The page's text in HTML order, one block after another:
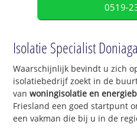
0519-
Isolatie Specialist Doniaga
Waarschijnlijk bevindt u zich
isolatiebedrijf zoekt in de
vanwoningisolatie en
Friesland een goed startpunt
een vakman die bij u in de